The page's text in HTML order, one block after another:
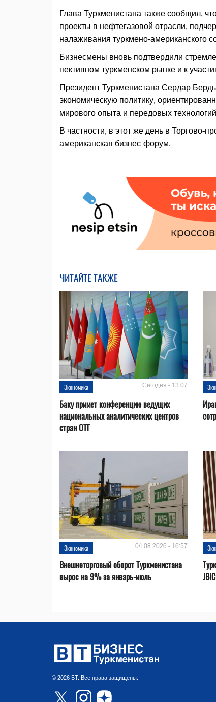
Глава Туркменистана также сообщил,
проекты в нефтегазовой отрасли,
налаживания туркмено-американского
Бизнесмены вновь подтвердили
пективном туркменском рынке и к
Президент Туркменистана Сердар
экономическую политику,
мирового опыта и передовых
В частности, в этот же день в Торгово-
американская бизнес-форум.
ЧИТАЙТЕ ТАКЖЕ
Экономика Сегодня - 13:07
Баку примет конференцию ведущих
национальных аналитических центров
стран ОТГ
Экономика 04.08.2026 - 16:57
Внешнеторговый оборот Туркменистана
вырос на 9% за январь-июль
© 2026 БТ. Все права защищены.